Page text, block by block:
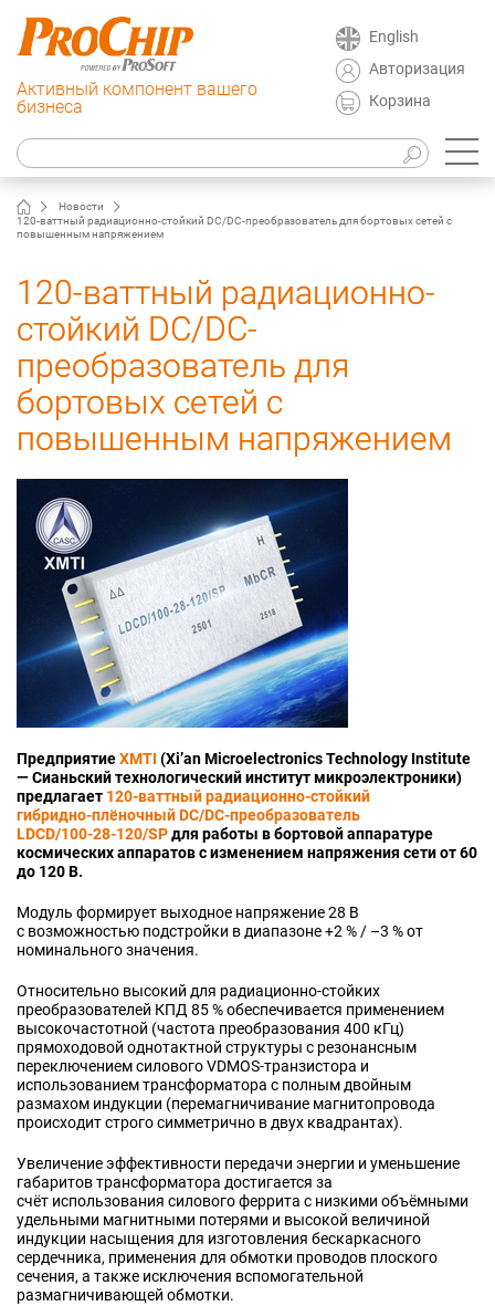
Активный компонент вашего
бизнеса
English
Авторизация
Корзина
Новости
120-ваттный радиационно-стойкий DC/DC-преобразователь для бортовых сетей с
повышенным напряжением
120-ваттный радиационно-
стойкий DC/DC-
преобразователь для
бортовых сетей с
повышенным напряжением
ПредприятиеXMTI (Xi’an Microelectronics Technology Institute
— Сианьский технологический институт микроэлектроники)
предлагает 120‑ваттный радиационно‑стойкий
гибридно‑плёночный DC/DC‑преобразователь
LDCD/100‑28‑120/SPдля работы в бортовой аппаратуре
космических аппаратов с изменением напряжения сети от 60
до 120 В.
Модуль формирует выходное напряжение28 В
с возможностью подстройки в диапазоне+2 % / –3 %от
номинального значения.
Относительно высокий для радиационно‑стойких
преобразователей КПД 85 % обеспечивается применением
высокочастотной (частота преобразования 400 кГц)
прямоходовой однотактной структуры с резонансным
переключением силового VDMOS‑транзистора и
использованием трансформатора с полным двойным
размахом индукции (перемагничивание магнитопровода
происходит строго симметрично в двух квадрантах).
Увеличение эффективности передачи энергии и уменьшение
габаритов трансформатора достигается за
счёт использования силового феррита с низкими объёмными
удельными магнитными потерями и высокой величиной
индукции насыщения для изготовления бескаркасного
сердечника, применения для обмотки проводов плоского
сечения, а также исключения вспомогательной
размагничивающей обмотки.